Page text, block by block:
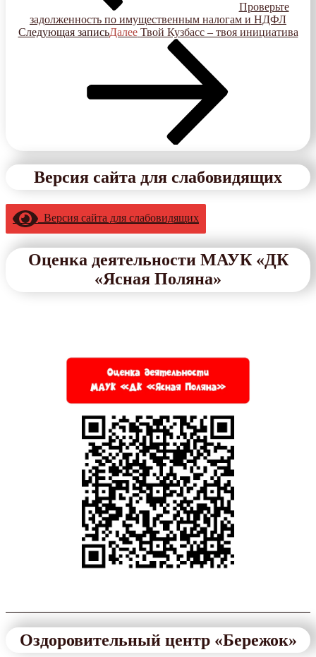
Проверьте
задолженность по имущественным налогам и НДФЛ
Следующая записьДалее Твой Кузбасс – твоя инициатива
Версия сайта для слабовидящих
Версия сайта для слабовидящих
Оценка деятельности МАУК «ДК
«Ясная Поляна»
Оздоровительный центр «Бережок»